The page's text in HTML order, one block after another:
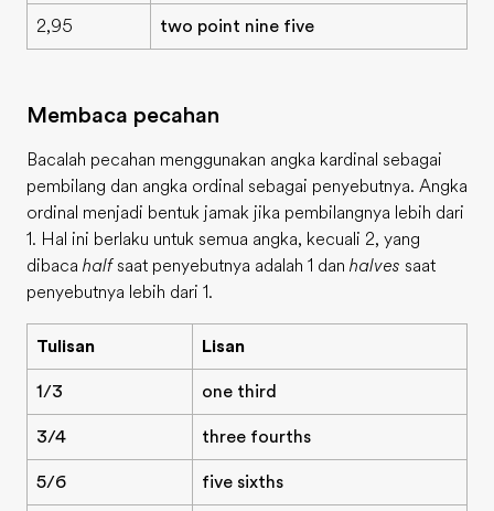
2,95 two point nine five
Membaca pecahan
Bacalah pecahan menggunakan angka kardinal sebagai
pembilang dan angka ordinal sebagai penyebutnya. Angka
ordinal menjadi bentuk jamak jika pembilangnya lebih dari
1. Hal ini berlaku untuk semua angka, kecuali 2, yang
dibaca halfsaat penyebutnya adalah 1 dan halves saat
penyebutnya lebih dari 1.
Tulisan Lisan
1/3 one third
3/4 three fourths
5/6 five sixths